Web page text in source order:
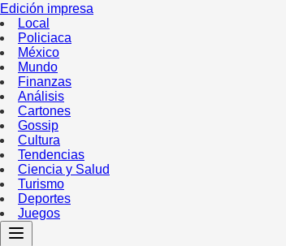
Edición impresa
Local
Policiaca
México
Mundo
Finanzas
Análisis
Cartones
Gossip
Cultura
Tendencias
Ciencia y Salud
Turismo
Deportes
Juegos